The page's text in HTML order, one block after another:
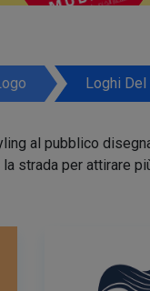
Loghi Del
al pubblico
strada per attirare